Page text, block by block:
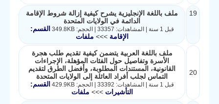
19
ملف باللغة الإنجليزية يشرح كيفية إزالة شروط الإقامة
الدائمة في الولايات المتحدة
قبل 1 سنة | المشاهدات: 33357 | الحجم: 349.8KB
القسم:
الإقامة>>> ملفات
20
ملف باللغة العربية يتضمن كيفية تقديم طلب هجرة
الأسرة وتفاصيل حول الفئات المؤهلة، الإجراءات
القانونية، المستندات المطلوبة، وأفضل الطرق لتقديم
التماس لجلب أفراد العائلة إلى الولايات المتحدة
قبل 1 سنة | المشاهدات: 33392 | الحجم: 429.9KB
القسم:
التأشيرات>>> ملفات